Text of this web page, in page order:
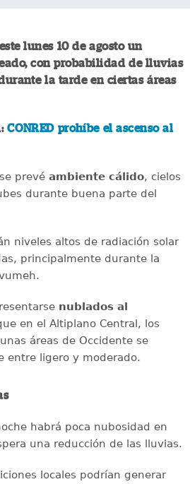
lunes 10 de agosto un
con probabilidad de lluvias
la tarde en ciertas áreas
CONRED prohíbe el ascenso al
prevé ambiente cálido, cielos
durante buena parte del
niveles altos de radiación solar
principalmente durante la
nublados al
en el Altiplano Central, los
áreas de Occidente se
entre ligero y moderado.
habrá poca nubosidad en
una reducción de las lluvias.
locales podrían generar